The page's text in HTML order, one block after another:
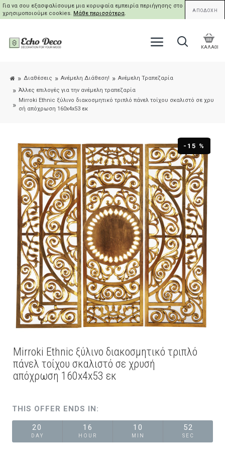
Για να σου εξασφαλίσουμε μια κορυφαία εμπειρία περιήγησης στο site μας,
χρησιμοποιούμε cookies. Μάθε περισσότερα. ΑΠΟΔΟΧΗ
ΚΑΛΑΘΙ
Διαθέσεις Ανέμελη Διάθεση!
Ανέμελη Τραπεζαρία
Άλλες επιλογές για την ανέμελη τραπεζαρία
Mirroki Ethnic ξύλινο διακοσμητικό τριπλό πάνελ τοίχου σκαλιστό σε χρυ
σή απόχρωση 160x4x53 εκ
-15 %
Mirroki Ethnic ξύλινο διακοσμητικό τριπλό
πάνελ τοίχου σκαλιστό σε χρυσή
απόχρωση 160x4x53 εκ
THIS OFFER ENDS IN:
20
DAY
16
HOUR
10
MIN
52
SEC